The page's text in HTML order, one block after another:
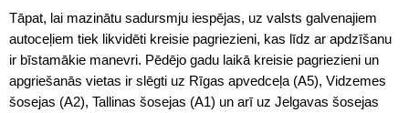
Tāpat, lai mazinātu sadursmju iespējas, uz valsts galvenajiem
autoceļiem tiek likvidēti kreisie pagriezieni, kas līdz ar apdzīšanu
ir bīstamākie manevri. Pēdējo gadu laikā kreisie pagriezieni un
apgriešanās vietas ir slēgti uz Rīgas apvedceļa (A5), Vidzemes
šosejas (A2), Tallinas šosejas (A1) un arī uz Jelgavas šosejas